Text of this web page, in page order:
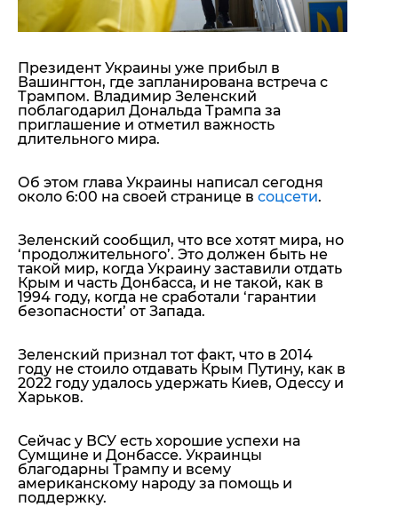
Пресс-релизы
Мнение
Блоги
Президент Украины уже прибыл в
Вашингтон, где запланирована встреча с
Трампом. Владимир Зеленский
поблагодарил Дональда Трампа за
приглашение и отметил важность
длительного мира.
Об этом глава Украины написал сегодня
около 6:00 на своей странице в соцсети.
Зеленский сообщил, что все хотят мира, но
‘продолжительного’. Это должен быть не
такой мир, когда Украину заставили отдать
Крым и часть Донбасса, и не такой, как в
1994 году, когда не сработали ‘гарантии
безопасности’ от Запада.
Зеленский признал тот факт, что в 2014
году не стоило отдавать Крым Путину, как в
2022 году удалось удержать Киев, Одессу и
Харьков.
Сейчас у ВСУ есть хорошие успехи на
Сумщине и Донбассе. Украинцы
благодарны Трампу и всему
американскому народу за помощь и
поддержку.